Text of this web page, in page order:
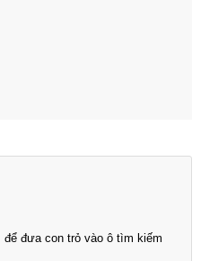
để đưa con trỏ vào ô tìm kiếm